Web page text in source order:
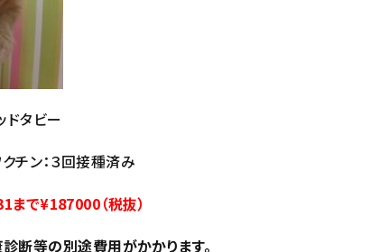
タビー
チン：３回接種済み
で¥187000（税抜）
断等の別途費用がかかります。